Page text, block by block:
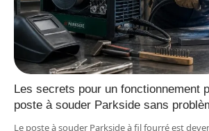
Les secrets pour un fonctionnement
poste à souder Parkside sans
Le poste à souder Parkside à fil fourré est